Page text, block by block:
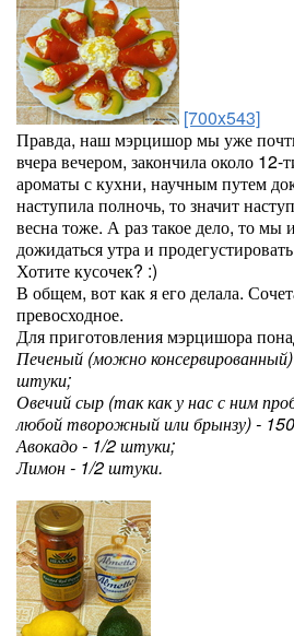
[700x543]
Правда, наш мэрцишор мы уже
вчера вечером, закончила около
ароматы с кухни, научным путем
наступила полночь, то значит
весна тоже. А раз такое дело, то мы
дожидаться утра и
Хотите кусочек? :)
В общем, вот как я его делала.
превосходное.
Для приготовления мэрцишора
Печеный (можно
штуки;
Овечий сыр (так как у нас с ним
любой творожный или брынзу) -
Авокадо - 1/2 штуки;
Лимон - 1/2 штуки.